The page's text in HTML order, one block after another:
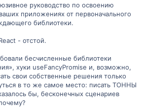
руководство по освоению
приложениях от первоначального
библиотеки.
- отстой.
бесчисленные библиотеки
хуки useFancyPromise и, возможно,
свои собственные решения только
в то же самое место: писать ТОННЫ
бы, бесконечных сценариев